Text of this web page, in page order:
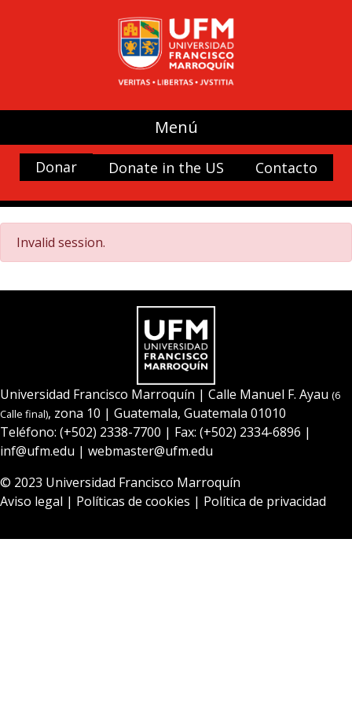
Menú
Donar Donate in the US Contacto
Invalid session.
Universidad Francisco Marroquín | Calle Manuel F. Ayau (6
Calle final), zona 10 | Guatemala, Guatemala 01010
Teléfono: (+502) 2338-7700 | Fax: (+502) 2334-6896 |
inf@ufm.edu | webmaster@ufm.edu
© 2023 Universidad Francisco Marroquín
Aviso legal | Políticas de cookies | Política de privacidad